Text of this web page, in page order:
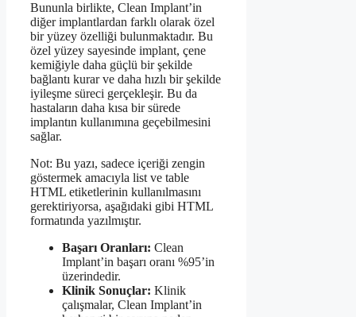
Bununla birlikte, Clean Implant’in
diğer implantlardan farklı olarak özel
bir yüzey özelliği bulunmaktadır. Bu
özel yüzey sayesinde implant, çene
kemiğiyle daha güçlü bir şekilde
bağlantı kurar ve daha hızlı bir şekilde
iyileşme süreci gerçekleşir. Bu da
hastaların daha kısa bir sürede
implantın kullanımına geçebilmesini
sağlar.
Not: Bu yazı, sadece içeriği zengin
göstermek amacıyla list ve table
HTML etiketlerinin kullanılmasını
gerektiriyorsa, aşağıdaki gibi HTML
formatında yazılmıştır.
Başarı Oranları: Clean
Implant’in başarı oranı %95’in
üzerindedir.
Klinik Sonuçlar: Klinik
çalışmalar, Clean Implant’in